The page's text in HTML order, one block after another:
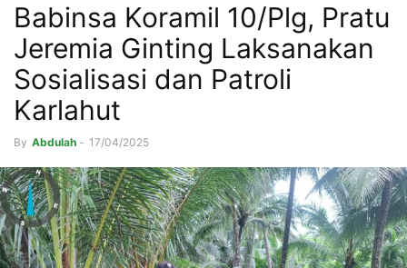
Babinsa Koramil 10/Plg, Pratu
Jeremia Ginting Laksanakan
Sosialisasi dan Patroli
Karlahut
By Abdulah - 17/04/2025